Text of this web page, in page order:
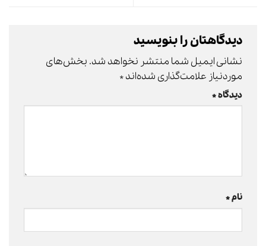
دیدگاهتان را بنویسید
نشانی ایمیل شما منتشر نخواهد شد. بخش‌های
موردنیاز علامت‌گذاری شده‌اند*
دیدگاه*
نام*